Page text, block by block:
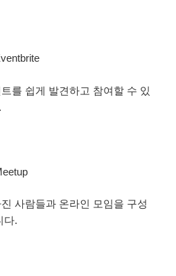
를 쉽게 발견하고 참여할 수 있
사람들과 온라인 모임을 구성
다.